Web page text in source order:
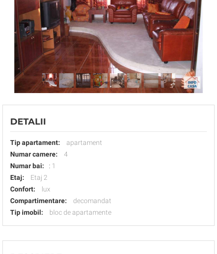
DETALII
Tip apartament:
apartament
Numar camere:
4
Numar bai:
: 1
Etaj:
Etaj 2
Confort:
lux
Compartimentare:
decomandat
Tip imobil:
bloc de apartamente